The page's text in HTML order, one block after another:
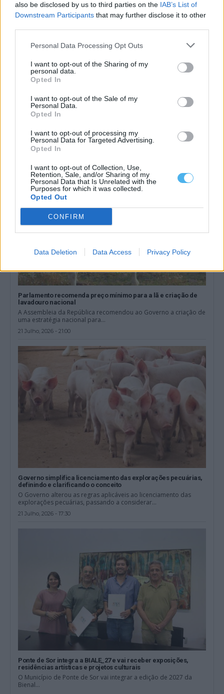
also be disclosed by us to third parties on the IAB’s List of
Downstream Participants that may further disclose it to other
Personal Data Processing Opt Outs
I want to opt-out of the Sharing of my
personal data.
Opted In
I want to opt-out of the Sale of my
Personal Data.
Opted In
I want to opt-out of processing my
Personal Data for Targeted Advertising.
Opted In
I want to opt-out of Collection, Use,
Retention, Sale, and/or Sharing of my
Personal Data that Is Unrelated with the
Purposes for which it was collected.
Opted Out
CONFIRM
Data Deletion Data Access Privacy Policy
Parlamento consagra 11 de novembro como Dia Nacional das
Raças Autóctones
A Assembleia da República consagrou o dia 11 de novembro
como Dia Nacional das...
22 Julho, 2026 - 20:00
Parlamento recomenda preço mínimo para a lã e criação de
lavadouro nacional
A Assembleia da República recomendou ao Governo a criação de
uma estratégia nacional para...
21 Julho, 2026 - 21:00
Governo simplifica licenciamento das explorações pecuárias,
definindo e clarificando o conceito
O Governo alterou as regras aplicáveis ao licenciamento das
explorações pecuárias, passando a considerar...
21 Julho, 2026 - 17:30
Ponte de Sor integra a BIALE_27 e vai receber exposições,
residências artísticas e projetos culturais
O Município de Ponte de Sor vai integrar a edição de 2027 da
Bienal...